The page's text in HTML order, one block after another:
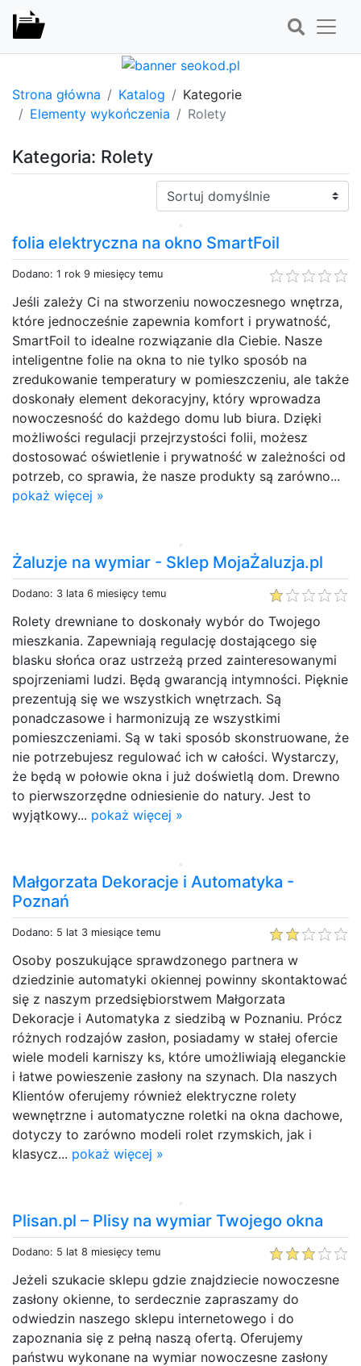
Strona główna Katalog
Kategorie
Elementy wykończenia
Rolety
Kategoria: Rolety
Sortuj:
folia elektryczna na okno SmartFoil
Dodano: 1 rok 9 miesięcy temu
Jeśli zależy Ci na stworzeniu nowoczesnego wnętrza,
które jednocześnie zapewnia komfort i prywatność,
SmartFoil to idealne rozwiązanie dla Ciebie. Nasze
inteligentne folie na okna to nie tylko sposób na
zredukowanie temperatury w pomieszczeniu, ale także
doskonały element dekoracyjny, który wprowadza
nowoczesność do każdego domu lub biura. Dzięki
możliwości regulacji przejrzystości folii, możesz
dostosować oświetlenie i prywatność w zależności od
potrzeb, co sprawia, że nasze produkty są zarówno...
pokaż więcej »
Żaluzje na wymiar - Sklep MojaŻaluzja.pl
Dodano: 3 lata 6 miesięcy temu
Rolety drewniane to doskonały wybór do Twojego
mieszkania. Zapewniają regulację dostającego się
blasku słońca oraz ustrzeżą przed zainteresowanymi
spojrzeniami ludzi. Będą gwarancją intymności. Pięknie
prezentują się we wszystkich wnętrzach. Są
ponadczasowe i harmonizują ze wszystkimi
pomieszczeniami. Są w taki sposób skonstruowane, że
nie potrzebujesz regulować ich w całości. Wystarczy,
że będą w połowie okna i już doświetlą dom. Drewno
to pierwszorzędne odniesienie do natury. Jest to
wyjątkowy... pokaż więcej »
Małgorzata Dekoracje i Automatyka -
Poznań
Dodano: 5 lat 3 miesiące temu
Osoby poszukujące sprawdzonego partnera w
dziedzinie automatyki okiennej powinny skontaktować
się z naszym przedsiębiorstwem Małgorzata
Dekoracje i Automatyka z siedzibą w Poznaniu. Prócz
różnych rodzajów zasłon, posiadamy w stałej ofercie
wiele modeli karniszy ks, które umożliwiają eleganckie
i łatwe powieszenie zasłony na szynach. Dla naszych
Klientów oferujemy również elektryczne rolety
wewnętrzne i automatyczne roletki na okna dachowe,
dotyczy to zarówno modeli rolet rzymskich, jak i
klasycz... pokaż więcej »
Plisan.pl – Plisy na wymiar Twojego okna
Dodano: 5 lat 8 miesięcy temu
Jeżeli szukacie sklepu gdzie znajdziecie nowoczesne
zasłony okienne, to serdecznie zapraszamy do
odwiedzin naszego sklepu internetowego i do
zapoznania się z pełną naszą ofertą. Oferujemy
państwu wykonane na wymiar nowoczesne zasłony